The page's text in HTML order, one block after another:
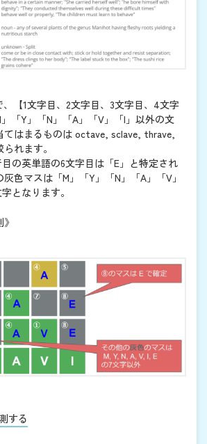
、【1文字目、2文字目、3文字目、4文字
「Y」「N」「A」「V」「I」以外の文
てはまるものは octave, sclave, thrave,
れます。
の英単語の6文字目は「E」と特定され
色マスは「M」「Y」「N」「A」「V」
となります。
する